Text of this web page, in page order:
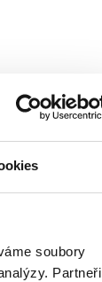
soubory
Partneři